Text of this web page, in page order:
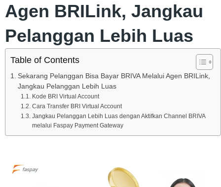
Agen BRILink, Jangkau
Pelanggan Lebih Luas
Table of Contents
Sekarang Pelanggan Bisa Bayar BRIVA Melalui Agen BRILink,
Jangkau Pelanggan Lebih Luas
Kode BRI Virtual Account
Cara Transfer BRI Virtual Account
Jangkau Pelanggan Lebih Luas dengan Aktifkan Channel BRIVA
melalui Faspay Payment Gateway